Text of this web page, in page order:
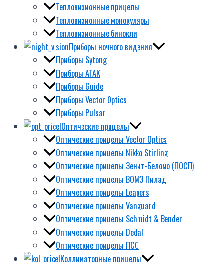
Тепловизионные прицелы
Тепловизионные монокуляры
Тепловизионные бинокли
Приборы ночного видения
Приборы Sytong
Приборы ATAK
Приборы Guide
Приборы Vector Optics
Приборы Pulsar
Оптические прицелы
Оптические прицелы Vector Optics
Оптические прицелы Nikko Stirling
Оптические прицелы Зенит-Беломо (ПОСП)
Оптические прицелы ВОМЗ Пилад
Оптические прицелы Leapers
Оптические прицелы Vanguard
Оптические прицелы Schmidt & Bender
Оптические прицелы Dedal
Оптические прицелы ПСО
Коллиматорные прицелы